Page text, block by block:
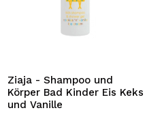
Ich habe hier kein Konto
Durch die Erstellung eines
können Sie Ihre Einkäufe
Ziaja - Shampoo und
Körper Bad Kinder Eis Keks
und Vanille